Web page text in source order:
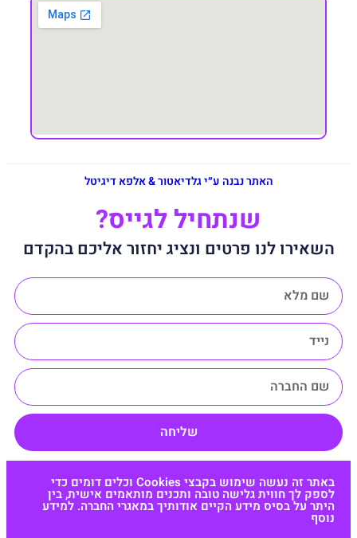
האתר נבנה ע״י גלדיאטור & אלפא דיגיטל
שנתחיל לגייס?
השאירו לנו פרטים ונציג יחזור אליכם בהקדם
שליחה
באתר זה נעשה שימוש בקבצי Cookies וכלים דומים כדי
לספק לך חווית גלישה טובה ותכנים מותאמים אישית, בין
היתר על בסיס מידע הקיים אודותיך במאגרי החברה. למידע
נוסף